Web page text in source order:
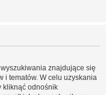
znajdujące się
i tematów. W celu uzyskania
kliknąć odnośnik